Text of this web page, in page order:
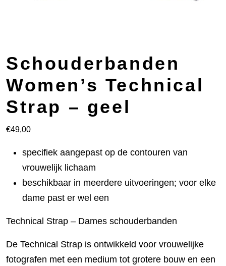
Schouderbanden
Women’s Technical
Strap – geel
€49,00
specifiek aangepast op de contouren van
vrouwelijk lichaam
beschikbaar in meerdere uitvoeringen; voor elke
dame past er wel een
Technical Strap – Dames schouderbanden
De Technical Strap is ontwikkeld voor vrouwelijke
fotografen met een medium tot grotere bouw en een